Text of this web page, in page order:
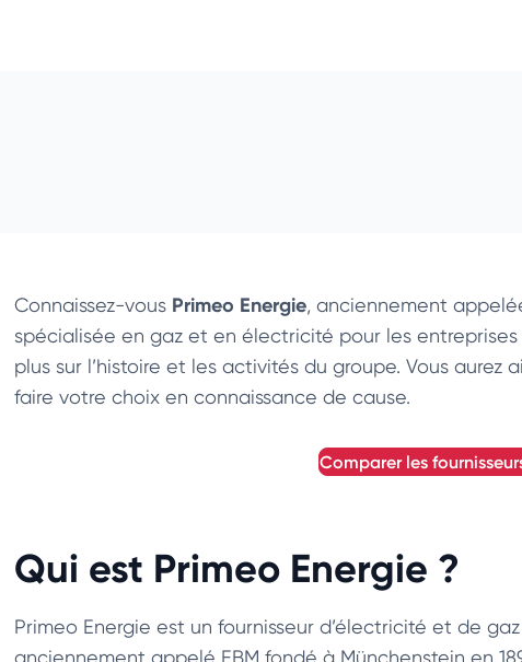
Connaissez-vous Primeo Energie, anciennement
spécialisée en gaz et en électricité pour les
plus sur l’histoire et les activités du groupe. Vous
faire votre choix en connaissance de cause.
comparer les
Qui est Primeo Energie ?
Primeo Energie est un fournisseur d’électricité et de
anciennement appelé EBM fondé à Münchenstein en